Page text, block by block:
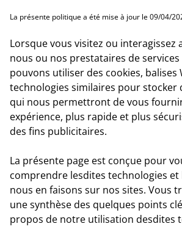
La présente politique a été mise à jour le 09/04/
Lorsque vous visitez ou interagissez
nous ou nos prestataires de
pouvons utiliser des cookies, balises
technologies similaires pour stocker
qui nous permettront de vous
expérience, plus rapide et plus
des fins publicitaires.
La présente page est conçue pour
comprendre lesdites technologies
nous en faisons sur nos sites. Vous
une synthèse des quelques points
propos de notre utilisation desdites